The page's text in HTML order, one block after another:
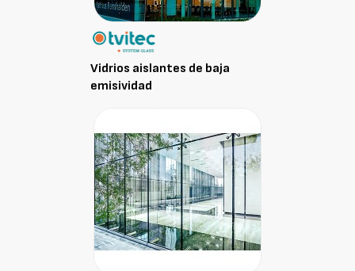
Vidrios aislantes de baja
emisividad